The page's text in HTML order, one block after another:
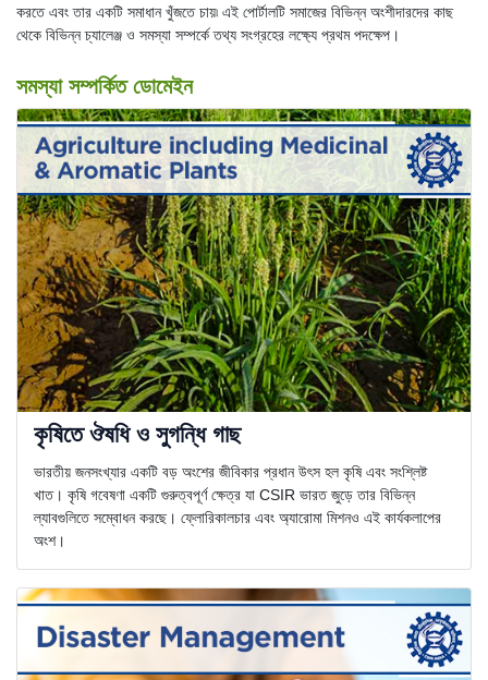
করতে এবং তার একটি সমাধান খুঁজতে চায়৷ এই পোর্টালটি সমাজের বিভিন্ন অংশীদারদের কাছ
থেকে বিভিন্ন চ্যালেঞ্জ ও সমস্যা সম্পর্কে তথ্য সংগ্রহের লক্ষ্যে প্রথম পদক্ষেপ।
সমস্যা সম্পর্কিত ডোমেইন
কৃষিতে ঔষধি ও সুগন্ধি গাছ
ভারতীয় জনসংখ্যার একটি বড় অংশের জীবিকার প্রধান উৎস হল কৃষি এবং সংশ্লিষ্ট
খাত। কৃষি গবেষণা একটি গুরুত্বপূর্ণ ক্ষেত্র যা CSIR ভারত জুড়ে তার বিভিন্ন
ল্যাবগুলিতে সম্বোধন করছে। ফ্লোরিকালচার এবং অ্যারোমা মিশনও এই কার্যকলাপের
অংশ।